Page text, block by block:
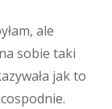
ale
sobie taki
jak to